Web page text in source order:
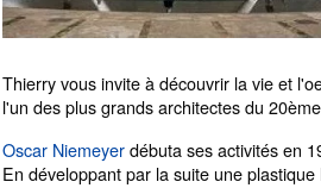
Thierry vous invite à découvrir la vie et
l'un des plus grands architectes du
Oscar Niemeyerdébuta ses activités en
En développant par la suite une